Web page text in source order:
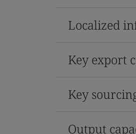
Localized
Key export
Key
Output